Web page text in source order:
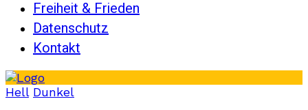
Freiheit & Frieden
Datenschutz
Kontakt
Hell Dunkel